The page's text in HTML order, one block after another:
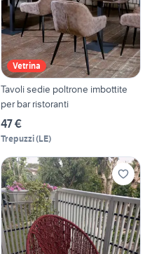
Vetrina
Tavoli sedie poltrone imbottite
per bar ristoranti
47 €
Trepuzzi(LE)